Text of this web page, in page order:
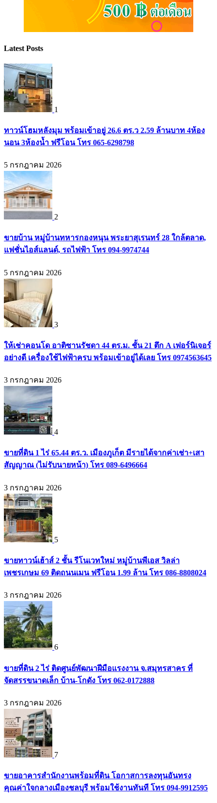
Latest Posts
1
ทาวน์โฮมหลังมุม พร้อมเข้าอยู่ 26.6 ตร.ว 2.59 ล้านบาท 4ห้อง
นอน 3ห้องน้ำ ฟรีโอน โทร 065-6298798
5 กรกฎาคม 2026
2
ขายบ้าน หมู่บ้านทหารกองหนุน พระยาสุเรนทร์ 28 ใกล้ตลาด,
แฟชั่นไอส์แลนด์, รถไฟฟ้า โทร 094-9974744
5 กรกฎาคม 2026
3
ให้เช่าคอนโด อาติซานรัชดา 44 ตร.ม. ชั้น 21 ตึก A เฟอร์นิเจอร์
อย่างดี เครื่องใช้ไฟฟ้าครบ พร้อมเข้าอยู่ได้เลย โทร 0974563645
3 กรกฎาคม 2026
4
ขายที่ดิน 1 ไร่ 65.44 ตร.ว. เมืองภูเก็ต มีรายได้จากค่าเช่า+เสา
สัญญาณ (ไม่รับนายหน้า) โทร 089-6496664
3 กรกฎาคม 2026
5
ขายทาวน์เฮ้าส์ 2 ชั้น รีโนเวทใหม่ หมู่บ้านพีเอส วิลล่า
เพชรเกษม 69 ติดถนนเมน ฟรีโอน 1.99 ล้าน โทร 086-8808024
3 กรกฎาคม 2026
6
ขายที่ดิน 2 ไร่ ติดศูนย์พัฒนาฝีมือแรงงาน จ.สมุทรสาคร ที่
จัดสรรขนาดเล็ก บ้าน-โกดัง โทร 062-0172888
3 กรกฎาคม 2026
7
ขายอาคารสำนักงานพร้อมที่ดิน โอกาสการลงทุนอันทรง
คุณค่าใจกลางเมืองชลบุรี พร้อมใช้งานทันที โทร 094-9912595